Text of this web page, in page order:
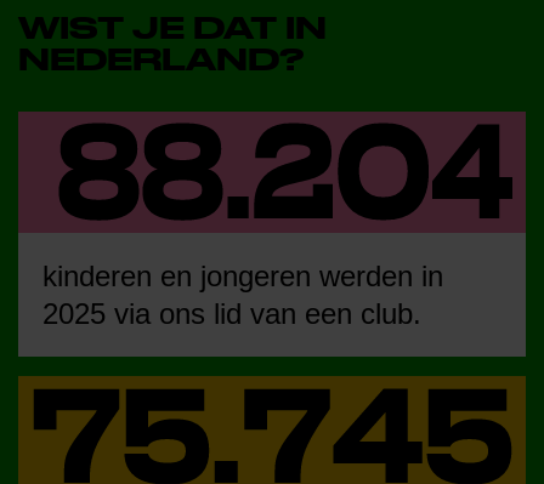
WIST JE DAT IN
NEDERLAND?
kinderen en jongeren werden in
2025 via ons lid van een club.